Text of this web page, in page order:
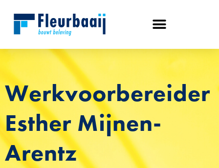
Werkvoorbereider
Esther Mijnen-
Arentz